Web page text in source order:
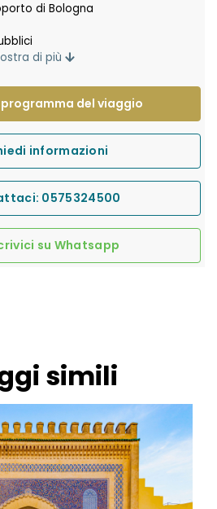
di Bologna
di più
del viaggio
informazioni
0575324500
su Whatsapp
simili